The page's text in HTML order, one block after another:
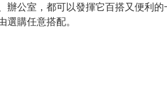
公室，都可以發揮它百搭又便利
選購任意搭配。